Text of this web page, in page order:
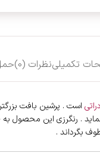
تکمیلینظرات (0)
است . پرشین بافت
نماید . رنگرزی این
بگرداند .